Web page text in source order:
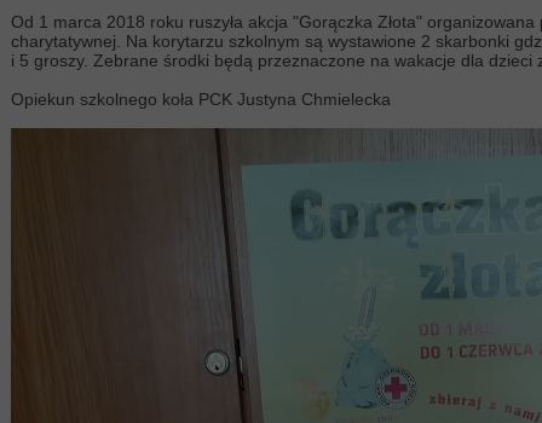
Od 1 marca 2018 roku ruszyła akcja "Gorączka Złota"
charytatywnej. Na korytarzu szkolnym są wystawione 2 skarbonki
i 5 groszy. Zebrane środki będą przeznaczone na wakacje dla
Opiekun szkolnego koła PCK Justyna Chmielecka